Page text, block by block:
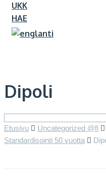
UKK
HAE
Dipoli
Etusivu Uncategorized @fi
Standardisointi 50 vuotta